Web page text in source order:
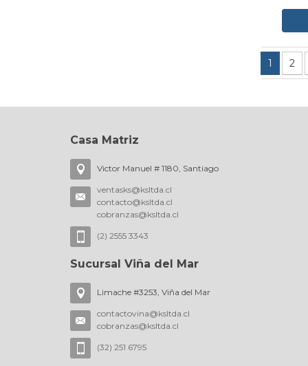
1 2
Casa Matriz
Victor Manuel # 1180, Santiago
ventasks@ksltda.cl
contacto@ksltda.cl
cobranzas@ksltda.cl
(2) 2555 3343
Sucursal Viña del Mar
Limache #3253, Viña del Mar
contactovina@ksltda.cl
cobranzas@ksltda.cl
(32) 251 6795